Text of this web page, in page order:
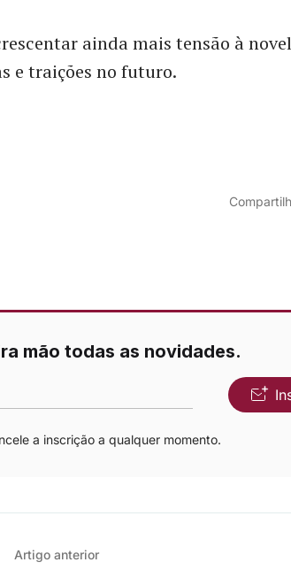
ainda mais tensão à
e traições no futuro.
mão todas as novidades.
a inscrição a qualquer momento.
Artigo anterior